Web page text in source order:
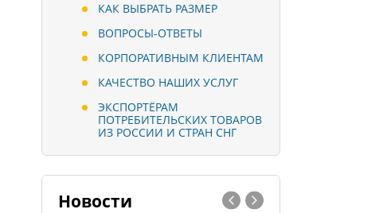
КАК ВЫБРАТЬ РАЗМЕР
ВОПРОСЫ-ОТВЕТЫ
КОРПОРАТИВНЫМ КЛИЕНТАМ
КАЧЕСТВО НАШИХ УСЛУГ
ЭКСПОРТЁРАМ
ПОТРЕБИТЕЛЬСКИХ ТОВАРОВ
ИЗ РОССИИ И СТРАН СНГ
Новости